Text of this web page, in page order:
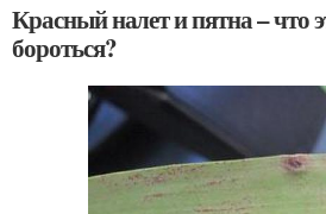
Красный налет и пятна – что
бороться?